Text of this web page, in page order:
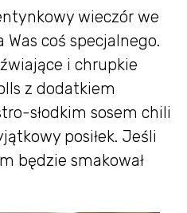
wieczór we
coś specjalnego.
i chrupkie
z dodatkiem
słodkim sosem chili
posiłek. Jeśli
będzie smakował